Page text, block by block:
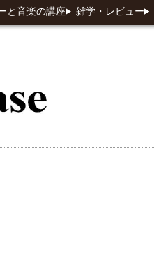
と音楽の講座 雑学・レビュー